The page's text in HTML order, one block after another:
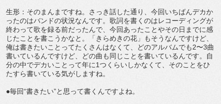
生形：そのまんまですね。さっき話した通り、今回いちばんデカか
ったのはバンドの状況なんです。歌詞を書くのはレコーディングが
終わって歌を録る前だったんで、今回あったことやその日までに感
じたことを書こうかなと。「きらめきの花」もそうなんですけど、
俺は書きたいことってたくさんはなくて、どのアルバムでも2〜3曲
書いているんですけど、どの曲も同じことを書いているんです。自
分の中でデカいことって年に1つくらいしかなくて、そのことをひ
たすら書いている気がしますね。
●毎回“書きたい”と思って書くんですよね。